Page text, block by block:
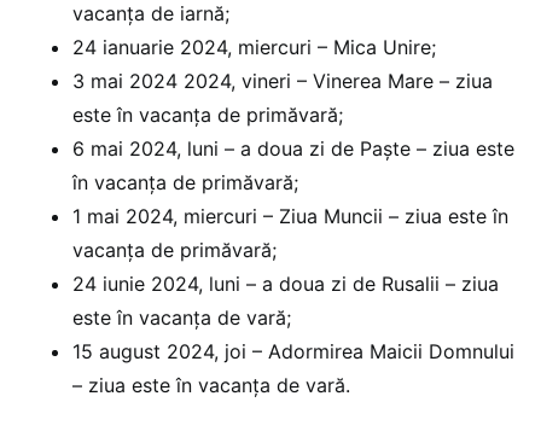
vacanța de iarnă;
24 ianuarie 2024, miercuri – Mica Unire;
3 mai 2024 2024, vineri – Vinerea Mare – ziua
este în vacanța de primăvară;
6 mai 2024, luni – a doua zi de Paște – ziua este
în vacanța de primăvară;
1 mai 2024, miercuri – Ziua Muncii – ziua este în
vacanța de primăvară;
24 iunie 2024, luni – a doua zi de Rusalii – ziua
este în vacanța de vară;
15 august 2024, joi – Adormirea Maicii Domnului
– ziua este în vacanța de vară.